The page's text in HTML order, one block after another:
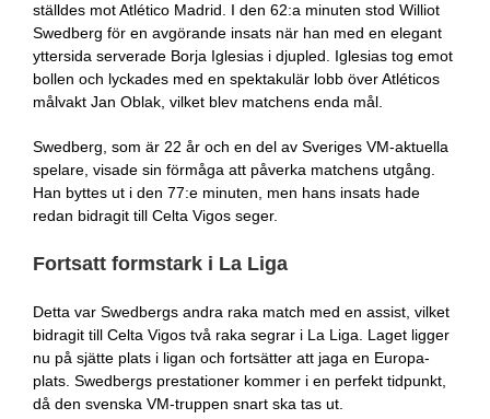
ställdes mot Atlético Madrid. I den 62:a minuten stod Williot
Swedberg för en avgörande insats när han med en elegant
yttersida serverade Borja Iglesias i djupled. Iglesias tog emot
bollen och lyckades med en spektakulär lobb över Atléticos
målvakt Jan Oblak, vilket blev matchens enda mål.
Swedberg, som är 22 år och en del av Sveriges VM-aktuella
spelare, visade sin förmåga att påverka matchens utgång.
Han byttes ut i den 77:e minuten, men hans insats hade
redan bidragit till Celta Vigos seger.
Fortsatt formstark i La Liga
Detta var Swedbergs andra raka match med en assist, vilket
bidragit till Celta Vigos två raka segrar i La Liga. Laget ligger
nu på sjätte plats i ligan och fortsätter att jaga en Europa-
plats. Swedbergs prestationer kommer i en perfekt tidpunkt,
då den svenska VM-truppen snart ska tas ut.